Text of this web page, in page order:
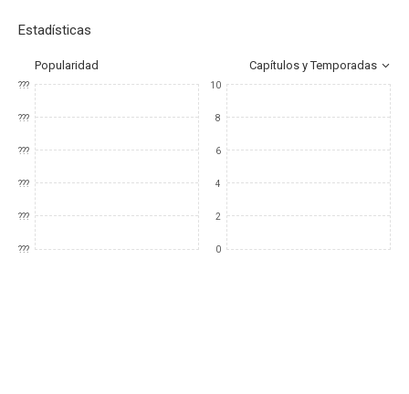
Estadísticas
Popularidad Capítulos y Temporadas
???
???
???
???
???
???
10
8
6
4
2
0